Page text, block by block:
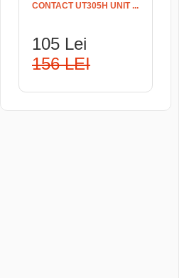
CONTACT UT305H UNIT ...
105 Lei
156 LEI